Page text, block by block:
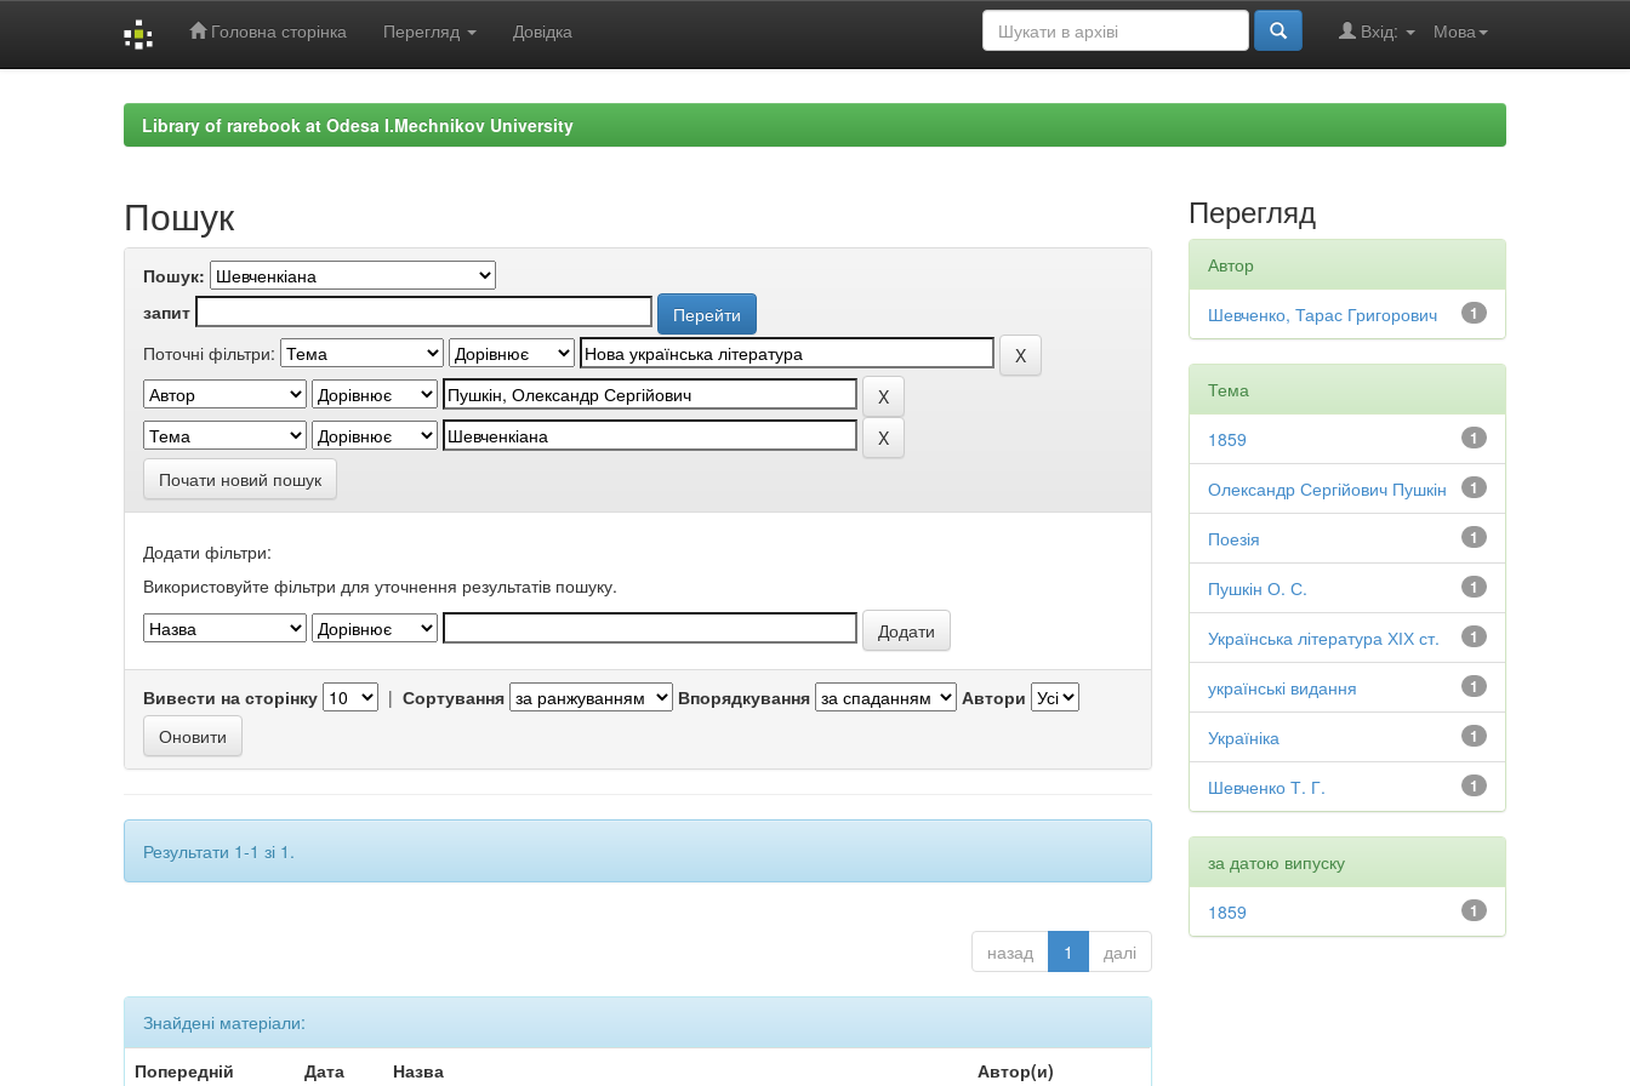
Головна сторінка Перегляд Довідка Мова
Вхід:
Library of rarebook at Odesa I.Mechnikov University
Пошук
Пошук:
запит
Поточні фільтри:
Почати новий пошук
Додати фільтри:
Використовуйте фільтри для уточнення результатів пошуку.
Вивести на сторінку | Сортування Впорядкування Автори
Результати 1-1 зі 1.
назад 1 далі
Знайдені матеріали:
Попередній
Дата
Назва Автор(и)
Перегляд
Автор
1
Шевченко, Тарас Григорович
Тема
1
1859
1
Олександр Сергійович Пушкін
1
Поезія
1
Пушкін О. С.
1
Українська література ХІХ ст.
1
українські видання
1
Україніка
1
Шевченко Т. Г.
за датою випуску
1
1859